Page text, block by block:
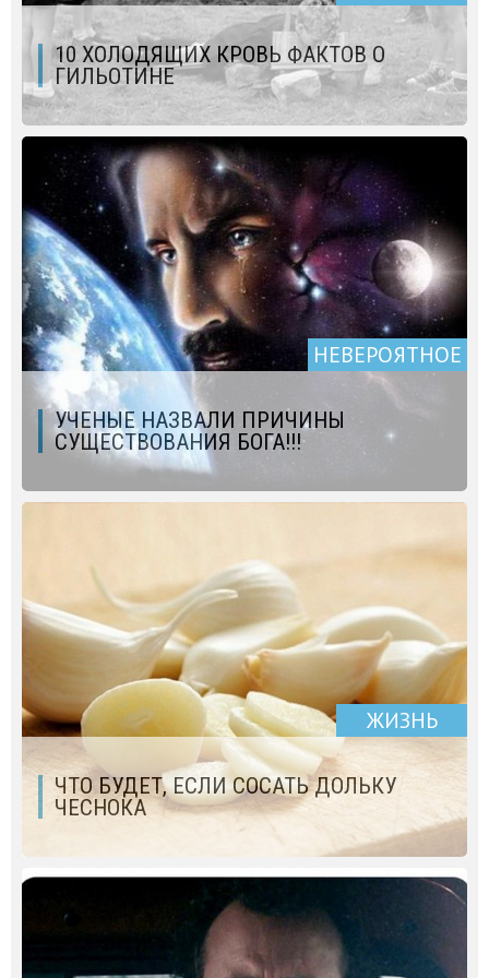
10 ХОЛОДЯЩИХ КРОВЬ ФАКТОВ О
ГИЛЬОТИНЕ
НЕВЕРОЯТНОЕ
УЧЕНЫЕ НАЗВАЛИ ПРИЧИНЫ
СУЩЕСТВОВАНИЯ БОГА!!!
ЖИЗНЬ
ЧТО БУДЕТ, ЕСЛИ СОСАТЬ ДОЛЬКУ
ЧЕСНОКА